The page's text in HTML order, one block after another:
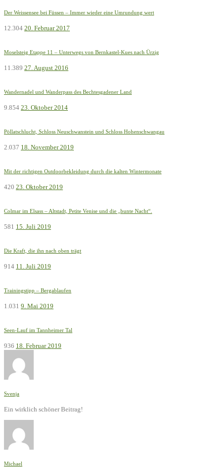
Der Weissensee bei Füssen – Immer wieder eine Umrundung wert
12.304 20. Februar 2017
Moselsteig Etappe 11 – Unterwegs von Bernkastel-Kues nach Ürzig
11.389 27. August 2016
Wandernadel und Wanderpass des Bechtesgadener Land
9.854 23. Oktober 2014
Pöllatschlucht, Schloss Neuschwanstein und Schloss Hohenschwangau
2.037 18. November 2019
Mit der richtigen Outdoorbekleidung durch die kalten Wintermonate
420 23. Oktober 2019
Colmar im Elsass – Altstadt, Petite Venise und die „bunte Nacht“.
581 15. Juli 2019
Die Kraft, die ihn nach oben trägt
914 11. Juli 2019
Trainingstipp – Bergablaufen
1.031 9. Mai 2019
Seen-Lauf im Tannheimer Tal
936 18. Februar 2019
Svenja
Ein wirklich schöner Beitrag!
Michael